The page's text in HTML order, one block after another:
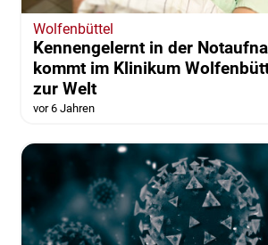
Wolfenbüttel
Kennengelernt in der
kommt im Klinikum
zur Welt
vor 6 Jahren